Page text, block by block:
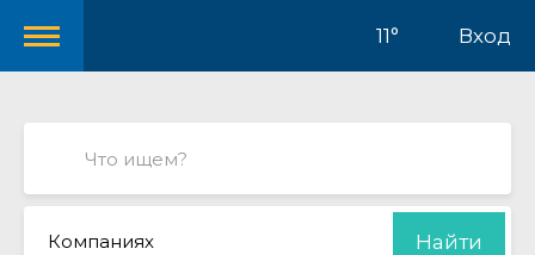
11° Вход
Компаниях Найти